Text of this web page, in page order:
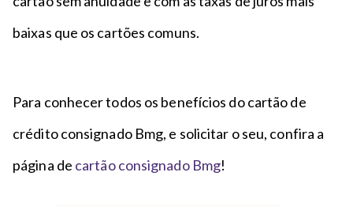
baixas que os cartões comuns.
Para conhecer todos os benefícios do cartão de
crédito consignado Bmg, e solicitar o seu, confira a
página de cartão consignado Bmg!